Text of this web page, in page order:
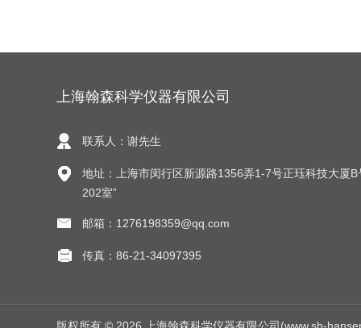
上海翰森科学仪器有限公司
联系人：谢先生
地址：上海市闵行区新源路1356弄1-7号正珏科技大厦B
202室”
邮箱：1276198359@qq.com
传真：86-21-34097395